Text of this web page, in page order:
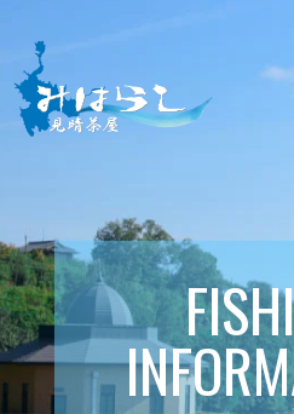
content